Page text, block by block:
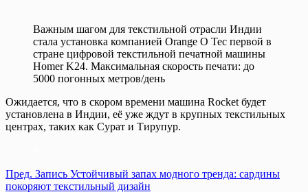
Важным шагом для текстильной отрасли Индии
стала установка компанией Orange O Tec первой в
стране цифровой текстильной печатной машины
Homer K24. Максимальная скорость печати: до
5000 погонных метров/день
Ожидается, что в скором времени машина Rocket будет
установлена в Индии, её уже ждут в крупных текстильных
центрах, таких как Сурат и Тирупур.
Пред. Запись Устойчивый запах модного тренда: сардины
покоряют текстильный дизайн